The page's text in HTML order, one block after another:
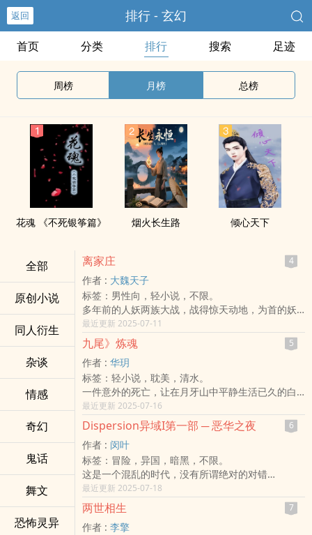
返回 排行 - 玄幻
首页 分类 排行 搜索 足迹
周榜 月榜 总榜
花魂 《不死银筝篇》 烟火长生路 倾心天下
全部
原创小说
同人衍生
杂谈
情感
奇幻
鬼话
舞文
恐怖灵异
离家庄 4
作者 : 大魏天子
标签：男性向，轻小说，不限。
多年前的人妖两族大战，战得惊天动地，为首的妖
魔被人族大能强行封印......却在时间流逝下，封印的
枷锁逐渐松脱，妖族再次蠢蠢欲动......
新手新书，请大家多多支持。谢谢谢谢
最近更新 2025-07-11
九尾》炼魂 5
作者 : 华玥
标签：轻小说，耽美，清水。
一件意外的死亡，让在月牙山中平静生活已久的白
黎与原崇明重新接触热闹的世界。
越是接近死亡的真相，越是令白黎记忆起百年前，
那段属于他的往事。
而事情的真相究竟是什幺？谁知道，这一切竟会与
白黎的那段曾经一样，皆是为爱而生的疯狂行径......
最近更新 2025-07-16
Dispersion异域I第一部 ─ 恶华之夜 6
作者 : 闵叶
标签：冒险，异国，暗黑，不限。
这是一个混乱的时代，没有所谓绝对的对错
黑白可以颠倒，正义可以毁灭
杀人...
也可以是种解脱
最近更新 2025-07-18
两世相生 7
作者 : 李擎